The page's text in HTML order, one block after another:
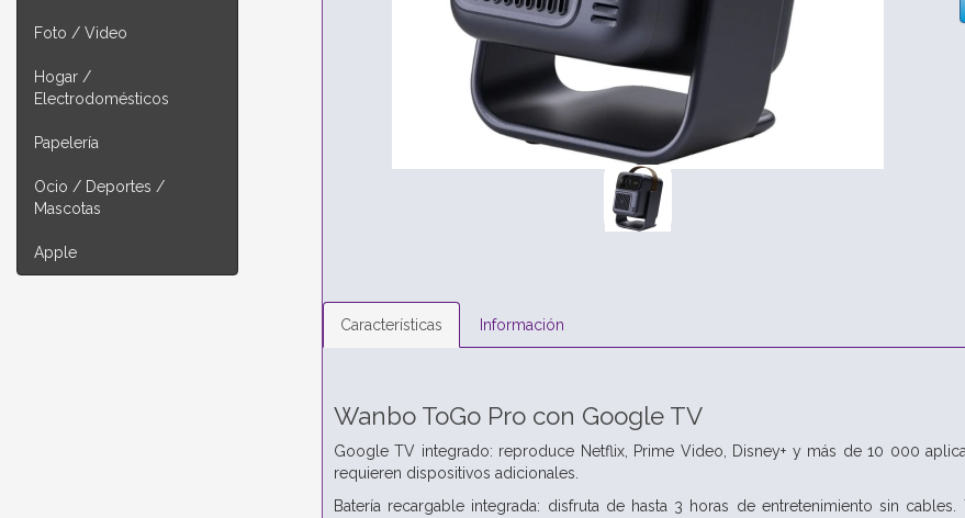
Foto / Video
Hogar /
Electrodomésticos
Papelería
Ocio / Deportes /
Mascotas
Apple
Características Información
Wanbo ToGo Pro con Google TV
Google TV integrado: reproduce Netflix, Prime Video, Disney+ y más de 10 000
requieren dispositivos adicionales.
Batería recargable integrada: disfruta de hasta 3 horas de entretenimiento sin